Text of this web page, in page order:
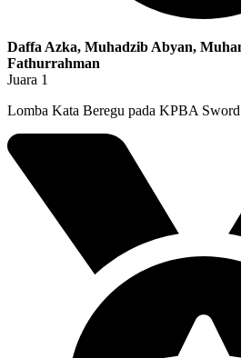
Daffa Azka, Muhadzib Abyan,
Fathurrahman
Juara 1
Lomba Kata Beregu pada KPBA